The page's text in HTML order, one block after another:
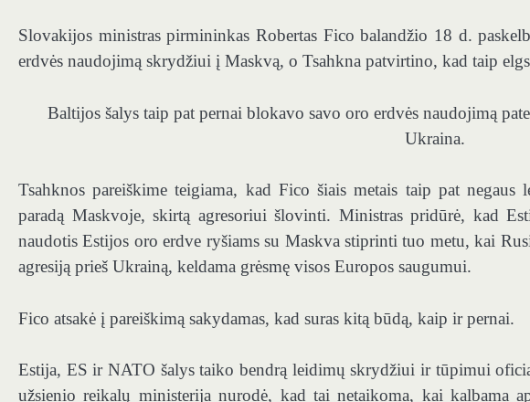
Slovakijos ministras pirmininkas Robertas Fico balandžio 18 d.
erdvės naudojimą skrydžiui į Maskvą, o Tsahkna patvirtino, kad taip
Baltijos šalys taip pat pernai blokavo savo oro erdvės naudojimą
Ukraina.
Tsahknos pareiškime teigiama, kad Fico šiais metais taip pat
paradą Maskvoje, skirtą agresoriui šlovinti. Ministras pridūrė, kad
naudotis Estijos oro erdve ryšiams su Maskva stiprinti tuo metu, kai
agresiją prieš Ukrainą, keldama grėsmę visos Europos saugumui.
Fico atsakė į pareiškimą sakydamas, kad suras kitą būdą, kaip ir pernai.
Estija, ES ir NATO šalys taiko bendrą leidimų skrydžiui ir tūpimui
užsienio reikalų ministerija nurodė, kad tai netaikoma, kai kalbama